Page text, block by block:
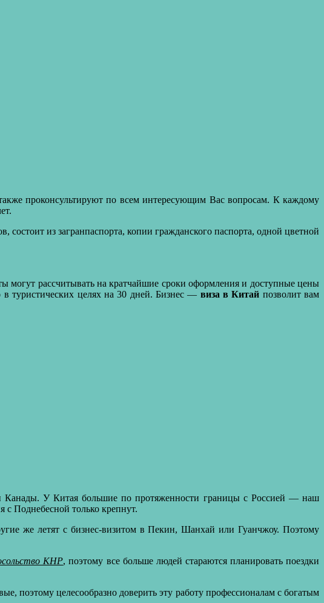
проконсультируют по всем интересующим Вас вопросам. К каждому
из загранпаспорта, копии гражданского паспорта, одной цветной
рассчитывать на кратчайшие сроки оформления и доступные цены
туристических целях на 30 дней. Бизнес — виза в Китай позволит вам
Канады. У Китая большие по протяженности границы с Россией — наш
Поднебесной только крепнут.
же летят с бизнес-визитом в Пекин, Шанхай или Гуанчжоу. Поэтому
КНР, поэтому все больше людей стараются планировать поездки
поэтому целесообразно доверить эту работу профессионалам с богатым